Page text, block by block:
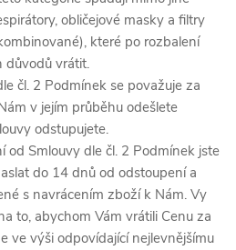
obličejové masky a filtry
které po rozbalení
důvodů vrátit.
čl. 2 Podmínek se považuje za
v jejím průběhu odešlete
odstupujete.
od Smlouvy dle čl. 2 Podmínek jste
do 14 dnů od odstoupení a
s navrácením zboží k Nám. Vy
to, abychom Vám vrátili Cenu za
ve výši odpovídající nejlevnějšímu